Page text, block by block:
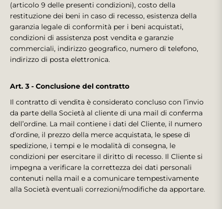
(articolo 9 delle presenti condizioni), costo della
restituzione dei beni in caso di recesso, esistenza della
garanzia legale di conformità per i beni acquistati,
condizioni di assistenza post vendita e garanzie
commerciali, indirizzo geografico, numero di telefono,
indirizzo di posta elettronica.
Art. 3 - Conclusione del contratto
Il contratto di vendita è considerato concluso con l’invio
da parte della Società al cliente di una mail di conferma
dell’ordine. La mail contiene i dati del Cliente, il numero
d’ordine, il prezzo della merce acquistata, le spese di
spedizione, i tempi e le modalità di consegna, le
condizioni per esercitare il diritto di recesso. Il Cliente si
impegna a verificare la correttezza dei dati personali
contenuti nella mail e a comunicare tempestivamente
alla Società eventuali correzioni/modifiche da apportare.